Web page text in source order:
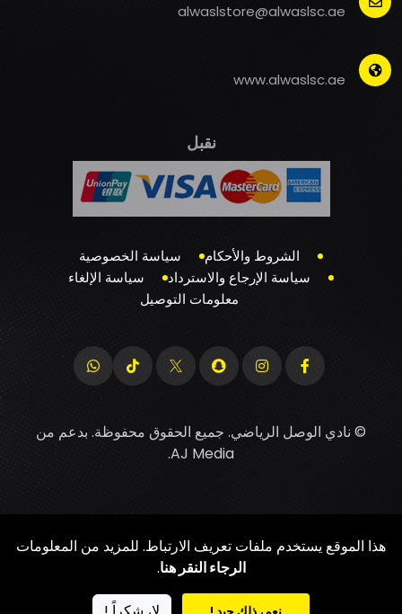
alwaslstore@alwaslsc.ae
www.alwaslsc.ae
نقبل
الشروط والأحكام
سياسة الخصوصية
سياسة الإرجاع والاسترداد
سياسة الإلغاء
معلومات التوصيل
© نادي الوصل الرياضي. جميع الحقوق محفوظة. بدعم من
AJ Media
.
هذا الموقع يستخدم ملفات تعريف الارتباط. للمزيد من المعلومات
الرجاء النقر هنا.